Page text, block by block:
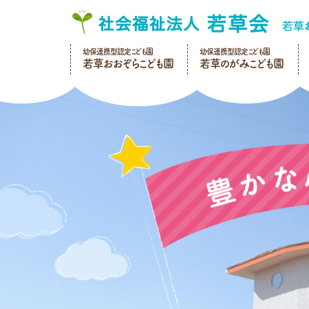
幼保連携型認定こども園
若草おおぞらこども園
幼保連携型認定こども園
若草のがみこども園